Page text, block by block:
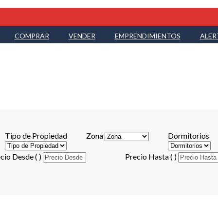
COMPRAR VENDER EMPRENDIMIENTOS
Tipo de Propiedad Zona
Dormitorios
Desde ( ) Precio Hasta ( )